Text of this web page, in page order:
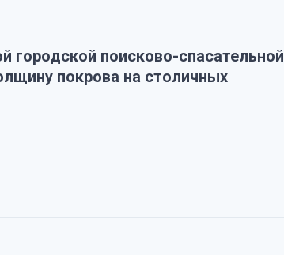
городской поисково-спасательной
покрова на столичных